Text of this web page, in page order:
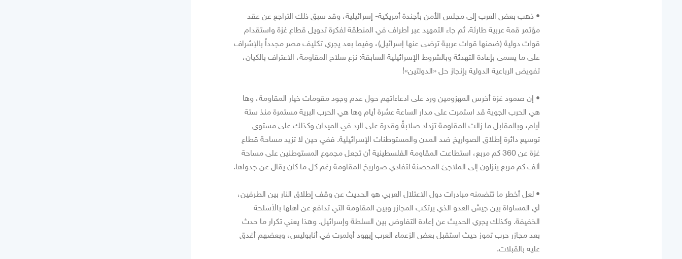
• ذهب بعض العرب إلى مجلس الأمن بأجندة أمريكية- إسرائيلية، وقد سبق ذلك التراجع عن عقد
مؤتمر قمة عربية طارئة. ثم جاء التمهيد عبر أطراف في المنطقة لفكرة تدويل قطاع غزة واستقدام
قوات دولية (ضمنها قوات عربية ترضى عنها إسرائيل)، وفيما بعد يجري تكليف مصر مجدداً بالإشراف
على ما يسمى بإعادة التهدئة وبالشروط الإسرائيلية السابقة: نزع سلاح المقاومة، الاعتراف بالكيان،
تفويض الرباعية الدولية بإنجاز حل «الدولتين»!
• إن صمود غزة أخرس المهزومين ورد على ادعاءاتهم حول عدم وجود مقومات خيار المقاومة، وها
هي الحرب الجوية قد استمرت على مدار الساعة عشرة أيام وها هي الحرب البرية مستمرة منذ ستة
أيام، وبالمقابل ما زالت المقاومة تزداد صلابةً وقدرة على الرد في الميدان وكذلك على مستوى
توسيع دائرة إطلاق الصواريخ ضد المدن والمستوطنات الإسرائيلية. ففي حين لا تزيد مساحة قطاع
غزة عن 360 كم مربع، استطاعت المقاومة الفلسطينية أن تجعل مجموع المستوطنين على مساحة
ألف كم مربع ينزلون إلى الملاجئ المحصنة لتفادي صواريخ المقاومة رغم كل ما كان يقال عن جدواها.
• لعل أخطر ما تتضمنه مبادرات دول الاعتلال العربي هو الحديث عن وقف إطلاق النار بين الطرفين،
أي المساواة بين جيش العدو الذي يرتكب المجازر وبين المقاومة التي تدافع عن أهلها بالأسلحة
الخفيفة. وكذلك يجري الحديث عن إعادة التفاوض بين السلطة وإسرائيل. وهذا يعني تكرار ما حدث
بعد مجازر حرب تموز حيث استقبل بعض الزعماء العرب إيهود أولمرت في أنابوليس، وبعضهم أغدق
عليه بالقبلات.